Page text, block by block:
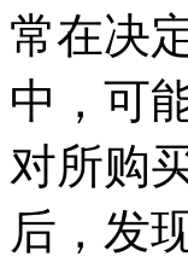
常在决
中，可
对所购
后，发